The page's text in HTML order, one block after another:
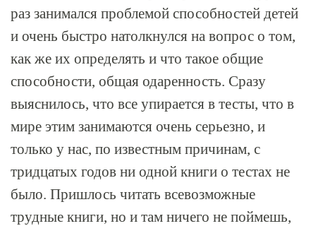
раз занимался проблемой способностей детей
и очень быстро натолкнулся на вопрос о том,
как же их определять и что такое общие
способности, общая одаренность. Сразу
выяснилось, что все упирается в тесты, что в
мире этим занимаются очень серьезно, и
только у нас, по известным причинам, с
тридцатых годов ни одной книги о тестах не
было. Пришлось читать всевозможные
трудные книги, но и там ничего не поймешь,